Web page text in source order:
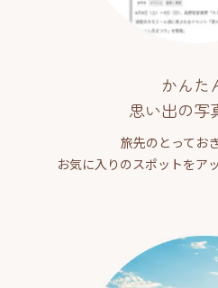
かんた
思い出の写
旅先のとってお
お気に入りのスポットをア